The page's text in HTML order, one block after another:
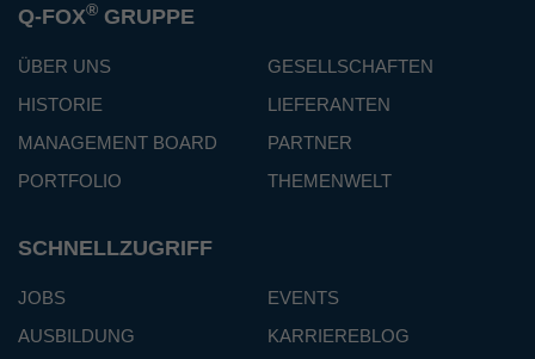
Q-FOX® GRUPPE
ÜBER UNS
GESELLSCHAFTEN
HISTORIE
LIEFERANTEN
MANAGEMENT BOARD
PARTNER
PORTFOLIO
THEMENWELT
SCHNELLZUGRIFF
JOBS
EVENTS
AUSBILDUNG
KARRIEREBLOG